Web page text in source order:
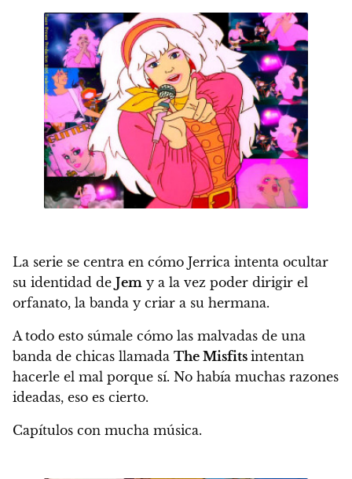
La serie se centra en cómo Jerrica intenta ocultar
su identidad de Jem y a la vez poder dirigir el
orfanato, la banda y criar a su hermana.
A todo esto súmale cómo las malvadas de una
banda de chicas llamada The Misfits intentan
hacerle el mal porque sí. No había muchas razones
ideadas, eso es cierto.
Capítulos con mucha música.